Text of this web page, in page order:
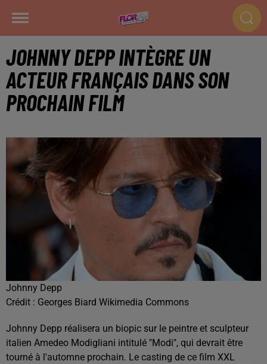
JOHNNY DEPP INTÈGRE UN
ACTEUR FRANÇAIS DANS SON
PROCHAIN FILM
Johnny Depp
Crédit : Georges Biard Wikimedia Commons
Johnny Depp réalisera un biopic sur le peintre et sculpteur
italien Amedeo Modigliani intitulé "Modi", qui devrait être
tourné à l'automne prochain. Le casting de ce film XXL